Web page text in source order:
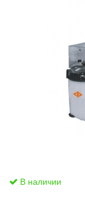
В наличии